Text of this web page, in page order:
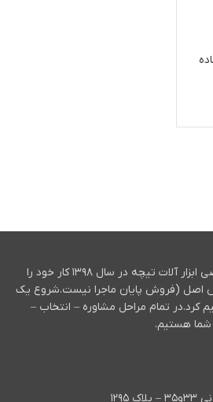
مرکز مشاوره و فروش تخصصی ابزار آلات تیچه در سال ۱۳۹۸ کار خود را
اصل (فروش پایان ماجرا نیست.شروع یک
کرد.در تمام مراحل مشاوره – انتخاب –
شما هستیم.